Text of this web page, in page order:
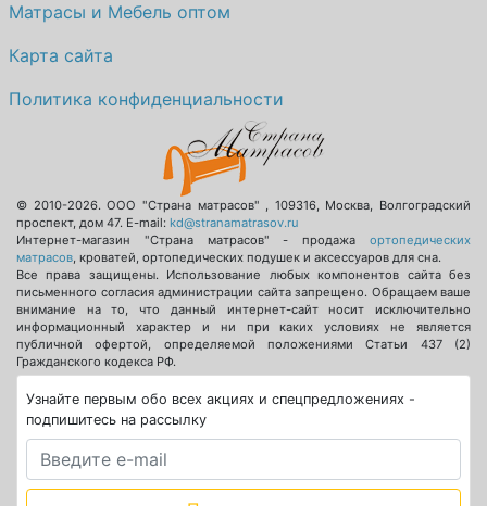
Матрасы и Мебель оптом
Карта сайта
Политика конфиденциальности
© 2010-2026.ООО "Страна матрасов" , 109316, Москва, Волгоградский
проспект, дом 47. E-mail: kd@stranamatrasov.ru
Интернет-магазин "Страна матрасов" - продажа ортопедических
матрасов, кроватей, ортопедических подушек и аксессуаров для сна.
Все права защищены. Использование любых компонентов сайта без
письменного согласия администрации сайта запрещено. Обращаем ваше
внимание на то, что данный интернет-сайт носит исключительно
информационный характер и ни при каких условиях не является
публичной офертой, определяемой положениями Статьи 437 (2)
Гражданского кодекса РФ.
Узнайте первым обо всех акциях и спецпредложениях -
подпишитесь на рассылку